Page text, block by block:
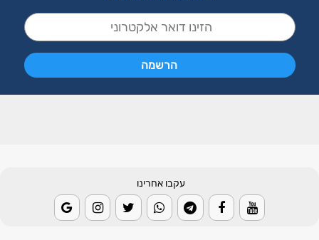
עקבו אחרינו